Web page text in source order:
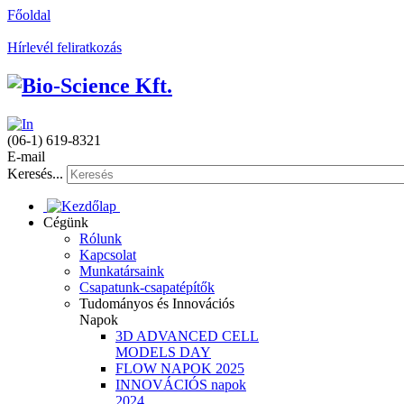
Főoldal
Hírlevél feliratkozás
(06-1) 619-8321
E-mail
Keresés...
Cégünk
Rólunk
Kapcsolat
Munkatársaink
Csapatunk-csapatépítők
Tudományos és Innovációs
Napok
3D ADVANCED CELL
MODELS DAY
FLOW NAPOK 2025
INNOVÁCIÓS napok
2024